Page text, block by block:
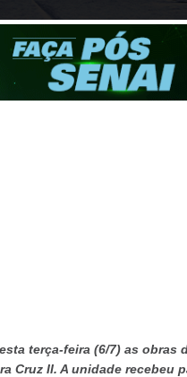
terça-feira (6/7) as obras
Cruz II. A unidade recebeu